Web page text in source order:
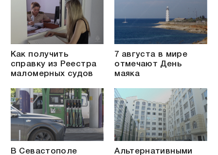
Как получить
справку из Реестра
маломерных судов
7 августа в мире
отмечают День
маяка
В Севастополе
Альтернативными